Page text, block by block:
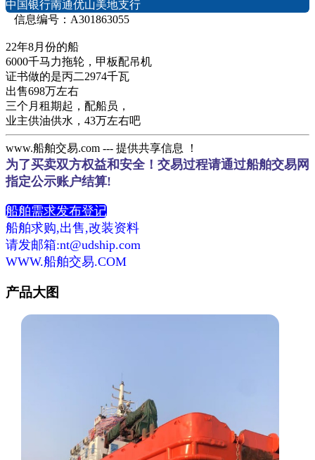
中国银行南通优山美地支行
信息编号：A301863055
22年8月份的船
6000千马力拖轮，甲板配吊机
证书做的是丙二2974千瓦
出售698万左右
三个月租期起，配船员，
业主供油供水，43万左右吧
www.船舶交易.com --- 提供共享信息 ！
为了买卖双方权益和安全！交易过程请通过船舶交易网
指定公示账户结算!
船舶需求发布登记
船舶求购,出售,改装资料
请发邮箱:nt@udship.com
WWW.船舶交易.COM
产品大图